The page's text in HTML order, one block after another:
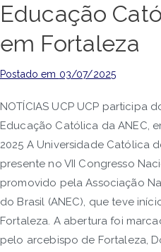
Educação
em Fortaleza
Postado em 03/07/2025
NOTÍCIAS UCP UCP participa
Educação Católica da ANEC,
2025 A Universidade Católica
presente no VII Congresso
promovido pela Associação
do Brasil (ANEC), que teve
Fortaleza. A abertura foi
pelo arcebispo de Fortaleza,